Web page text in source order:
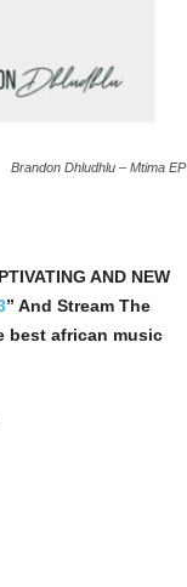
Brandon Dhludhlu – Mtima EP
AND NEW
” And Stream The
best african music